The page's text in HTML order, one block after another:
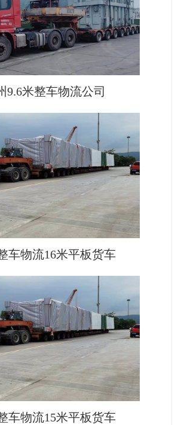
9.6米整车物流公司
车物流16米平板货车
车物流15米平板货车